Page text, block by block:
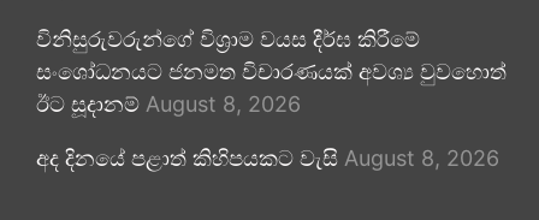
විනිසුරුවරුන්ගේ විශ්‍රාම වයස දීර්ඝ කිරීමේ
සංශෝධනයට ජනමත විචාරණයක් අවශ්‍ය වුවහොත්
ඊට සූදානම් August 8, 2026
අද දිනයේ පළාත් කිහිපයකට වැසි August 8, 2026